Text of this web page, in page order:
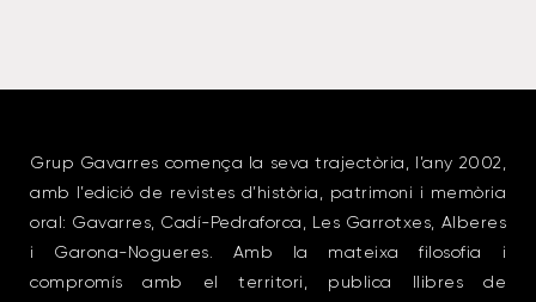
Grup Gavarres comença la seva trajectòria, l’any 2002,
amb l’edició de revistes d’història, patrimoni i memòria
oral: Gavarres, Cadí-Pedraforca, Les Garrotxes, Alberes
i Garona-Nogueres. Amb la mateixa filosofia i
compromís amb el territori, publica llibres de